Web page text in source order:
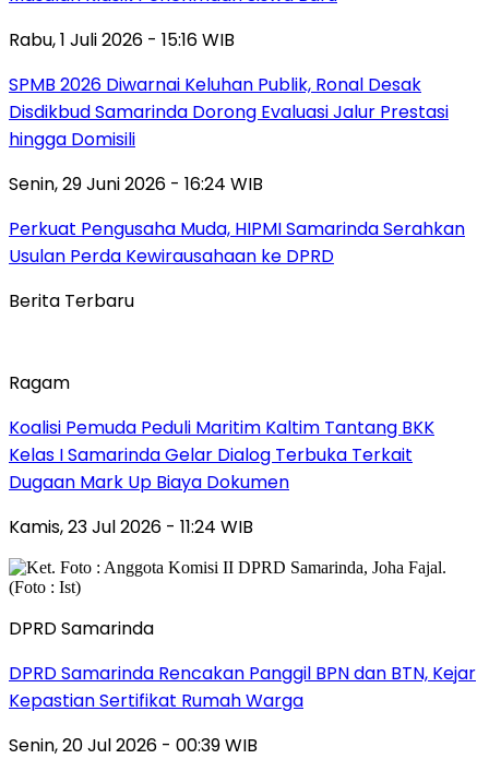
Rabu, 1 Juli 2026 - 15:16 WIB
SPMB 2026 Diwarnai Keluhan Publik, Ronal Desak
Disdikbud Samarinda Dorong Evaluasi Jalur Prestasi
hingga Domisili
Senin, 29 Juni 2026 - 16:24 WIB
Perkuat Pengusaha Muda, HIPMI Samarinda Serahkan
Usulan Perda Kewirausahaan ke DPRD
Berita Terbaru
Ragam
Koalisi Pemuda Peduli Maritim Kaltim Tantang BKK
Kelas I Samarinda Gelar Dialog Terbuka Terkait
Dugaan Mark Up Biaya Dokumen
Kamis, 23 Jul 2026 - 11:24 WIB
DPRD Samarinda
DPRD Samarinda Rencakan Panggil BPN dan BTN, Kejar
Kepastian Sertifikat Rumah Warga
Senin, 20 Jul 2026 - 00:39 WIB